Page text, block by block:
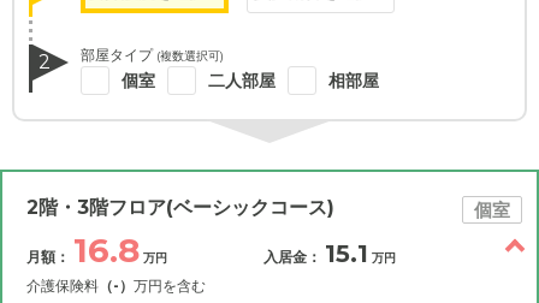
2 部屋タイプ (複数選択可)
個室 二人部屋 相部屋
2階・3階フロア(ベーシックコース) 個室
月額： 16.8 万円
介護保険料 （-） 万円を含む
入居金： 15.1 万円